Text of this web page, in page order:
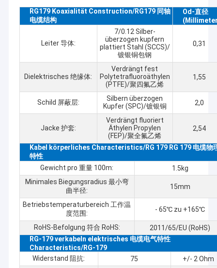
RG179 Koaxialität Construction/RG179 同轴
电缆结构
Od-直径
Leiter 导体:
7/0.12 Silber-
überzogen kupfern
plattiert Stahl (SCCS)/
镀银铜包钢
0,31
Dielektrisches 绝缘体:
Verdrängt fest
Polytetrafluoroäthylen
(PTFE)/聚四氟乙烯
1,55
Schild 屏蔽层:
Silbern überzogen
Kupfer (SPC)/镀银铜
2,0
Jacke 护套:
Verdrängt fluoriert
Äthylen Propylen
(FEP)/聚全氟乙烯
2,54
Kabel körperliches Characteristics/RG 179 RG 179 电缆物
特性
Gewicht pro 重量 100m:
1.5kg
Minimales Biegungsradius 最小弯
曲半径:
15mm
Betriebstemperaturbereich 工作温
度范围:
- 65℃ zu +165℃
RoHS-Befolgung 符合 RoHS:
2011/65/EU (RoHS)
RG-179 verkabeln elektrisches 电缆电气特性
Characteristics/RG-179
Widerstand 阻抗:
75
+/- 2 Ohm